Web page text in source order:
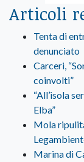
Articoli
Tenta di
denunciato
Carceri,
coinvolti”
“All’isola
Elba”
Mola
Marina di